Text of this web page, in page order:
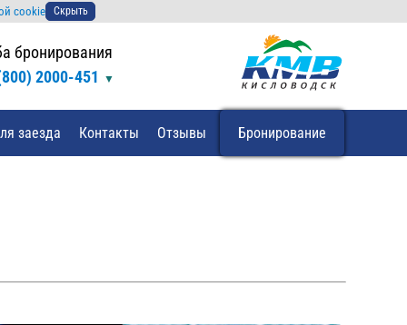
cookie Скрыть
бронирования
2000-451
заезда Контакты Отзывы Бронирование